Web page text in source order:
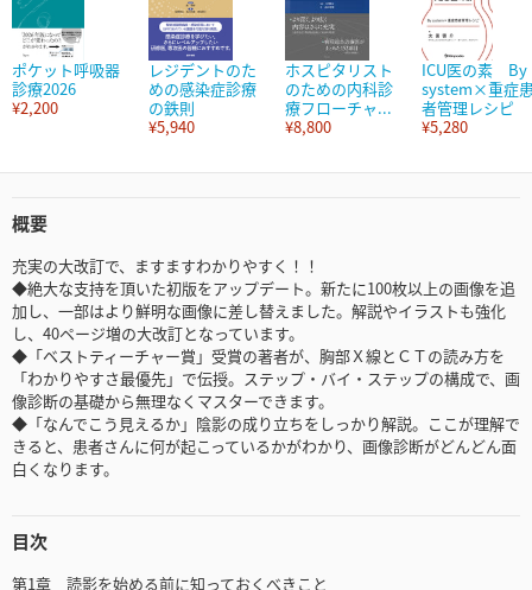
ポケット呼吸器
診療2026
¥2,200
レジデントのた
めの感染症診療
の鉄則
¥5,940
ホスピタリスト
のための内科診
療フローチャ...
¥8,800
ICU医の素 By
system×重症
者管理レシピ
¥5,280
概要
充実の大改訂で、ますますわかりやすく！！
◆絶大な支持を頂いた初版をアップデート。新たに100枚以上の画像を追
加し、一部はより鮮明な画像に差し替えました。解説やイラストも強化
し、40ページ増の大改訂となっています。
◆「ベストティーチャー賞」受賞の著者が、胸部Ｘ線とＣＴの読み方を
「わかりやすさ最優先」で伝授。ステップ・バイ・ステップの構成で、画
像診断の基礎から無理なくマスターできます。
◆「なんでこう見えるか」陰影の成り立ちをしっかり解説。ここが理解で
きると、患者さんに何が起こっているかがわかり、画像診断がどんどん面
白くなります。
目次
第1章 読影を始める前に知っておくべきこと